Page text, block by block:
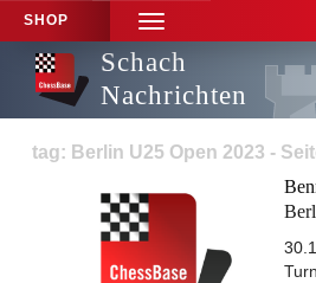
SHOP
TOGGLE
NAVIGATION
Schach
Nachrichten
tag: Berlin U25 Open 2023 -